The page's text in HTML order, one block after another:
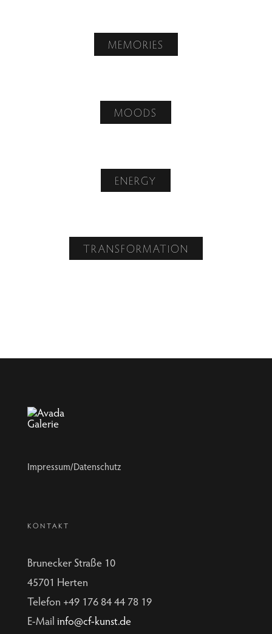
MEMORIES
MOODS
ENERGY
TRANSFORMATION
Impressum/Datenschutz
KONTAKT
Brunecker Straße 10
45701 Herten
Telefon +49 176 84 44 78 19
E-Mail info@cf-kunst.de